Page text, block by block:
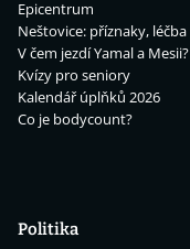
Epicentrum
Neštovice: příznaky, léčba
V čem jezdí Yamal a Mesii?
Kvízy pro seniory
Kalendář úplňků 2026
Co je bodycount?
Politika